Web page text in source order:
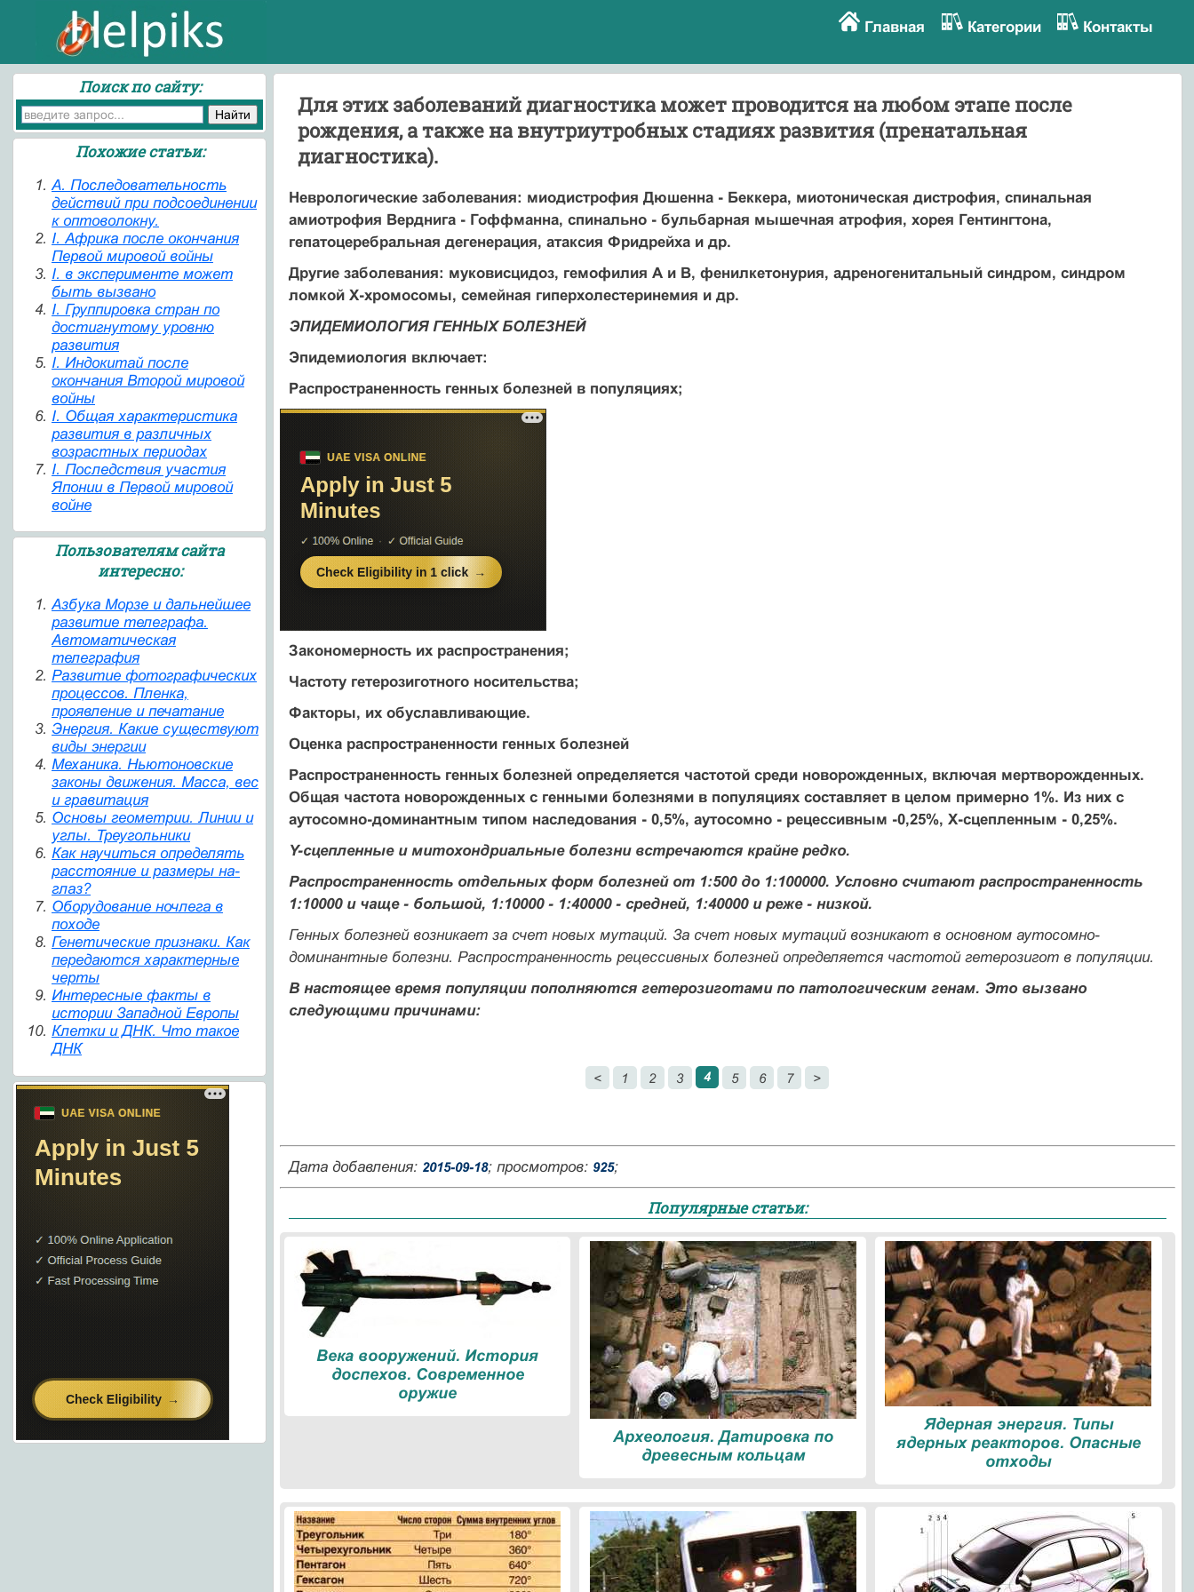
Главная Категории Контакты
Для этих заболеваний диагностика может проводится на любом этапе после
рождения, а также на внутриутробных стадиях развития (пренатальная
диагностика).
Неврологические заболевания: миодистрофия Дюшенна - Беккера, миотоническая дистрофия, спинальная
амиотрофия Верднига - Гоффманна, спинально - бульбарная мышечная атрофия, хорея Гентингтона,
гепатоцеребральная дегенерация, атаксия Фридрейха и др.
Другие заболевания: муковисцидоз, гемофилия А и В, фенилкетонурия, адреногенитальный синдром, синдром
ломкой Х-хромосомы, семейная гиперхолестеринемия и др.
ЭПИДЕМИОЛОГИЯ ГЕННЫХ БОЛЕЗНЕЙ
Эпидемиология включает:
Распространенность генных болезней в популяциях;
Закономерность их распространения;
Частоту гетерозиготного носительства;
Факторы, их обуславливающие.
Оценка распространенности генных болезней
Распространенность генных болезней определяется частотой среди новорожденных, включая мертворожденных.
Общая частота новорожденных с генными болезнями в популяциях составляет в целом примерно 1%. Из них с
аутосомно-доминантным типом наследования - 0,5%, аутосомно - рецессивным -0,25%, Х-сцепленным - 0,25%.
Y-сцепленные и митохондриальные болезни встречаются крайне редко.
Распространенность отдельных форм болезней от 1:500 до 1:100000. Условно считают распространенность
1:10000 и чаще - большой, 1:10000 - 1:40000 - средней, 1:40000 и реже - низкой.
Генных болезней возникает за счет новых мутаций. За счет новых мутаций возникают в основном аутосомно-
доминантные болезни. Распространенность рецессивных болезней определяется частотой гетерозигот в популяции.
В настоящее время популяции пополняются гетерозиготами по патологическим генам. Это вызвано
следующими причинами:
< 1 2 3 4 5 6 7 >
Дата добавления: 2015-09-18; просмотров: 925;
Популярные статьи:
Века вооружений. История
доспехов. Современное
оружие
Археология. Датировка по
древесным кольцам
Ядерная энергия. Типы
ядерных реакторов. Опасные
отходы
Поиск по сайту:
Похожие статьи:
A. Последовательность
действий при подсоединении
к оптоволокну.
I. Африка после окончания
Первой мировой войны
I. в эксперименте может
быть вызвано
I. Группировка стран по
достигнутому уровню
развития
I. Индокитай после
окончания Второй мировой
войны
I. Общая характеристика
развития в различных
возрастных периодах
I. Последствия участия
Японии в Первой мировой
войне
Пользователям сайта
интересно:
Азбука Морзе и дальнейшее
развитие телеграфа.
Автоматическая
телеграфия
Развитие фотографических
процессов. Пленка,
проявление и печатание
Энергия. Какие существуют
виды энергии
Механика. Ньютоновские
законы движения. Масса, вес
и гравитация
Основы геометрии. Линии и
углы. Треугольники
Как научиться определять
расстояние и размеры на-
глаз?
Оборудование ночлега в
походе
Генетические признаки. Как
передаются характерные
черты
Интересные факты в
истории Западной Европы
Клетки и ДНК. Что такое
ДНК